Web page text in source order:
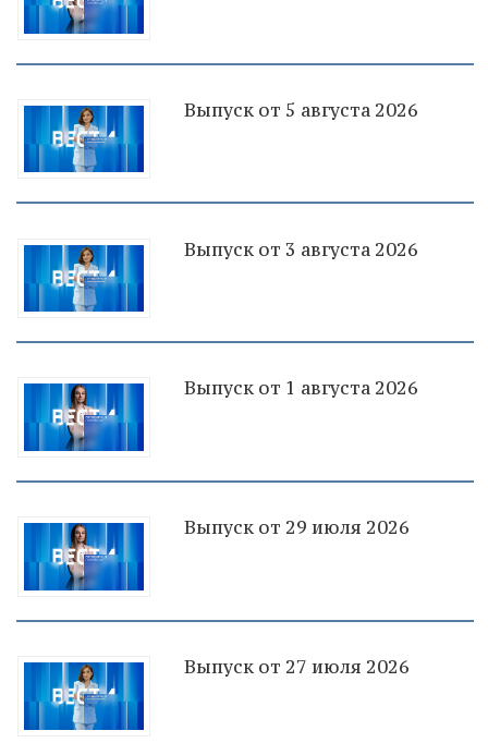
Выпуск от 5 августа 2026
Выпуск от 3 августа 2026
Выпуск от 1 августа 2026
Выпуск от 29 июля 2026
Выпуск от 27 июля 2026